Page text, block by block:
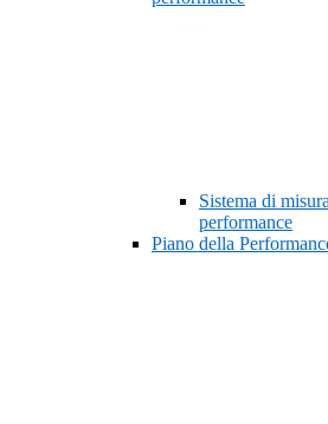
Sistema di
performance
Piano della